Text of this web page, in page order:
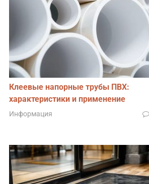
Клеевые напорные трубы ПВХ:
характеристики и применение
Информация